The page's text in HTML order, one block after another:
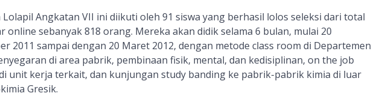
Angkatan VII ini diikuti oleh 91 siswa yang berhasil lolos seleksi dari total
online sebanyak 818 orang. Mereka akan didik selama 6 bulan, mulai 20
2011 sampai dengan 20 Maret 2012, dengan metode class room di Departemen
di area pabrik, pembinaan fisik, mental, dan kedisiplinan, on the job
unit kerja terkait, dan kunjungan study banding ke pabrik-pabrik kimia di luar
Gresik.